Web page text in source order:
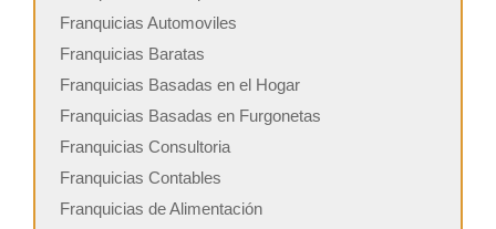
Franquicias Automoviles
Franquicias Baratas
Franquicias Basadas en el Hogar
Franquicias Basadas en Furgonetas
Franquicias Consultoria
Franquicias Contables
Franquicias de Alimentación